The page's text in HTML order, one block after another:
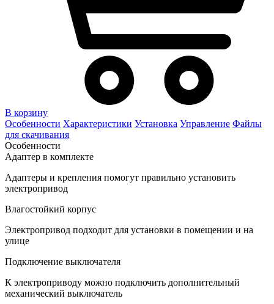
В корзину
Особенности Характеристики Установка Управление Файлы
для скачивания
Особенности
Адаптер в комплекте
Адаптеры и крепления помогут правильно установить
электропривод
Влагостойкий корпус
Электропривод подходит для установки в помещении и на
улице
Подключение выключателя
К электроприводу можно подключить дополнительный
механический выключатель